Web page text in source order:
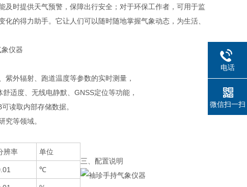
时提供天气预警，保障出行安全；对于环保工作者，可用于监
的得力助手。它让人们可以随时随地掌握气象动态，为生活、
外辐射、跑道温度等参数的实时测量，
适度、无线电静默、GNSS定位等功能，
读取内部存储数据。
究等领域。
辨率 单位
℃
三、配置说明
电话
微信扫一扫